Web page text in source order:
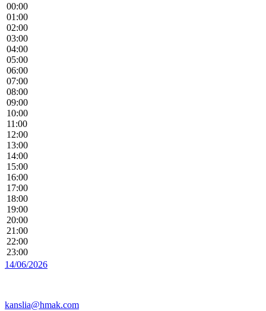
00:00
01:00
02:00
03:00
04:00
05:00
06:00
07:00
08:00
09:00
10:00
11:00
12:00
13:00
14:00
15:00
16:00
17:00
18:00
19:00
20:00
21:00
22:00
23:00
14/06/2026
kanslia@hmak.com